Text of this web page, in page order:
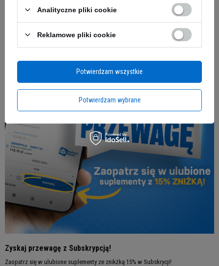
Zyskaj przewagę z Subskrypcją!
Zaopatrz się w ulubione suplementy ze znikżką 15% w Subskrycji!
Analityczne pliki cookie
Reklamowe pliki cookie
Potwierdzam wybrane
Potwierdzam wszystkie